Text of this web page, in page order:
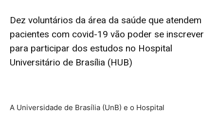
Dez voluntários da área da saúde que atendem
pacientes com covid-19 vão poder se inscrever
para participar dos estudos no Hospital
Universitário de Brasília (HUB)
A Universidade de Brasília (UnB) e o Hospital